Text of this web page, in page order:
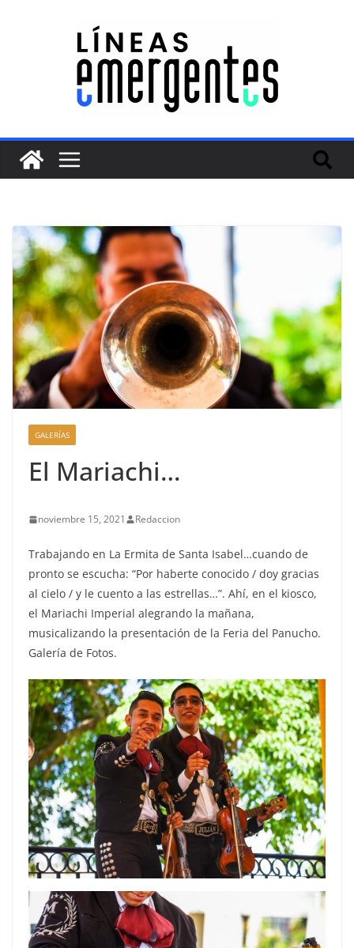
GALERÍAS
El Mariachi…
noviembre 15, 2021 Redaccion
Trabajando en La Ermita de Santa Isabel…cuando de
pronto se escucha: “Por haberte conocido / doy gracias
al cielo / y le cuento a las estrellas…”. Ahí, en el kiosco,
el Mariachi Imperial alegrando la mañana,
musicalizando la presentación de la Feria del Panucho.
Galería de Fotos.